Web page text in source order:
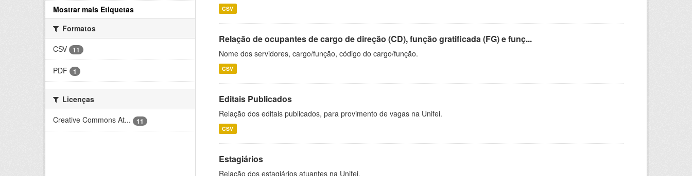
Mostrar mais Etiquetas
Formatos
CSV
11
PDF 1
Licenças
Creative Commons At...
11
CSV
Relação de ocupantes de cargo de direção (CD), função gratificada (FG) e funç...
Nome dos servidores, cargo/função, código do cargo/função.
CSV
Editais Publicados
Relação dos editais publicados, para provimento de vagas na Unifei.
CSV
Estagiários
Relação dos estagiários atuantes na Unifei.